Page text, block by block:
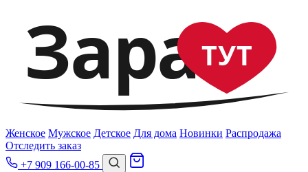
ЗараТУТ
Женское Мужское Детское Для дома Новинки Распродажа
Отследить заказ
+7 909 166-00-85